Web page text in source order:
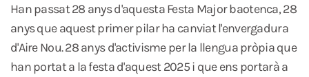
Han passat 28 anys d'aquesta Festa Major baotenca, 28
anys que aquest primer pilar ha canviat l'envergadura
d'Aire Nou. 28 anys d'activisme per la llengua pròpia que
han portat a la festa d'aquest 2025 i que ens portarà a